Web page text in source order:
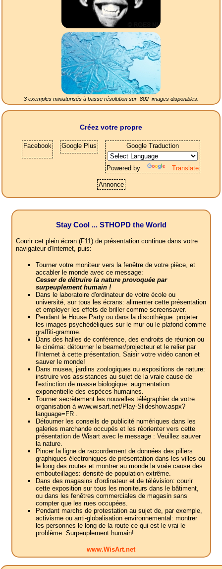
3 exemples miniaturisés à basse résolution sur 802images disponibles.
Créez votre propre
Facebook Google Plus Google Traduction
Powered by Translate
Annonce
Stay Cool ... STHOPD the World
Courir cet plein écran (F11) de présentation continue dans votre
navigateur d'Internet, puis:
Tourner votre moniteur vers la fenêtre de votre pièce, et
accabler le monde avec ce message:
Cesser de détruire la nature provoquée par
surpeuplement humain !
Dans le laboratoire d'ordinateur de votre école ou
université, sur tous les écrans: alimenter cette présentation
et employer les effets de briller comme screensaver.
Pendant le House Party ou dans la discothèque: projeter
les images psychédéliques sur le mur ou le plafond comme
graffiti-gramme.
Dans des halles de conférence, des endroits de réunion ou
le cinéma: détourner le beamer/projecteur et le relier par
l'Internet à cette présentation. Saisir votre vidéo canon et
sauver le monde!
Dans musea, jardins zoologiques ou expositions de nature:
instruire vos assistances au sujet de la vraie cause de
l'extinction de masse biologique: augmentation
exponentielle des espèces humaines.
Tourner secrètement les nouvelles télégraphier de votre
organisation à www.wisart.net/Play-Slideshow.aspx?
language=FR .
Détourner les conseils de publicité numériques dans les
galeries marchande occupés et les réorienter vers cette
présentation de Wisart avec le message : Veuillez sauver
la nature.
Pincer la ligne de raccordement de données des piliers
graphiques électroniques de présentation dans les villes ou
le long des routes et montrer au monde la vraie cause des
embouteillages: densité de population extrême.
Dans des magasins d'ordinateur et de télévision: courir
cette exposition sur tous les moniteurs dans le bâtiment,
ou dans les fenêtres commerciales de magasin sans
compter que les rues occupées.
Pendant marchs de protestation au sujet de, par exemple,
activisme ou anti-globalisation environnemental: montrer
les personnes le long de la route ce qui est le vrai le
problème: Surpeuplement humain!
www.WisArt.net